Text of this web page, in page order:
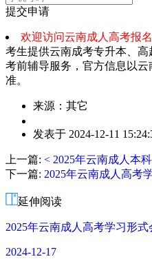
提交申请
欢迎访问云南成人高考报名
考生提供云南成考专升本、
考前辅导服务，官方信息以云
准。
来源：其它
者：
老
师
发表于 2024-12-11
上一篇: < 2025年云南成人本
下一篇: 2025年云南成人高考
延伸阅读
2025年云南成人高考学习形式
2024-12-17